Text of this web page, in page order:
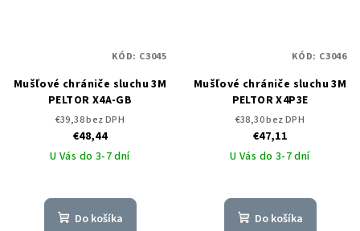
Mušľové chrániče sluchu 3M
PELTOR X4A-GB
€39,38 bez DPH
€48,44
U Vás do 3-7 dní
Do košíka
KÓD: C3045
Mušľové chrániče sluchu 3M
PELTOR X4P3E
€38,30 bez DPH
€47,11
U Vás do 3-7 dní
Do košíka
KÓD: C3046